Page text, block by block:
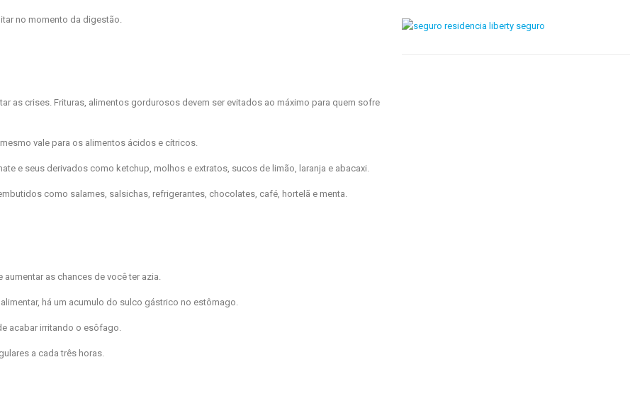
no momento da digestão.
as crises. Frituras, alimentos gordurosos devem ser evitados ao máximo para quem sofre
vale para os alimentos ácidos e cítricos.
e seus derivados como ketchup, molhos e extratos, sucos de limão, laranja e abacaxi.
como salames, salsichas, refrigerantes, chocolates, café, hortelã e menta.
as chances de você ter azia.
há um acumulo do sulco gástrico no estômago.
acabar irritando o esôfago.
a cada três horas.